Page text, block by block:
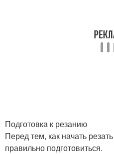
Подготовка к резанию
Перед тем, как начать
правильно подготовиться.